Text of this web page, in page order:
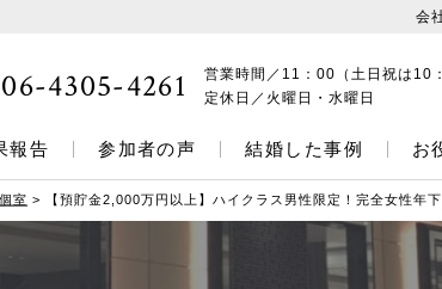
会
06-4305-4261 営業時間／ 11：00（土日祝は10
定休日／ 火曜日・水曜日
報告 参加者の声 結婚した事例 お
個室 > 【預貯金2,000万円以上】ハイクラス男性限定！完全女性年